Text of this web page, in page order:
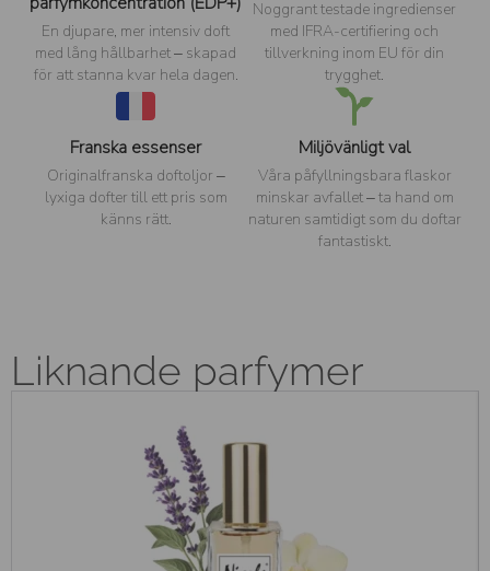
En djupare, mer intensiv doft
med lång hållbarhet – skapad
för att stanna kvar hela dagen.
Noggrant testade ingredienser
med IFRA-certifiering och
tillverkning inom EU för din
trygghet.
Franska essenser
Originalfranska doftoljor –
lyxiga dofter till ett pris som
känns rätt.
Miljövänligt val
Våra påfyllningsbara flaskor
minskar avfallet – ta hand om
naturen samtidigt som du doftar
fantastiskt.
Liknande parfymer